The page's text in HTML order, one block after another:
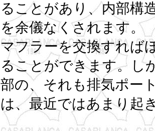
ることがあり、内部構
を余儀なくされます。
マフラーを交換すれば
ることができます。し
部の、それも排気ポー
は、最近ではあまり起